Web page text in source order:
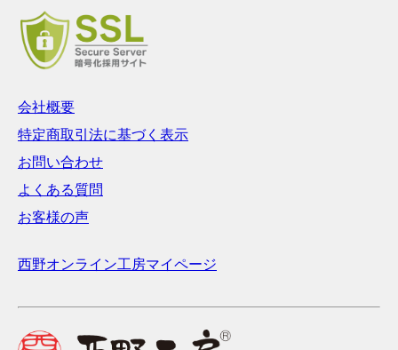
会社概要
特定商取引法に基づく表示
お問い合わせ
よくある質問
お客様の声
西野オンライン工房マイページ